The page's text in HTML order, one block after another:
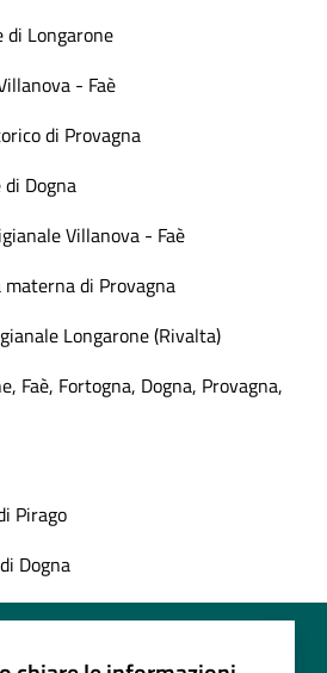
di Longarone
- Faè
di Provagna
Dogna
Villanova - Faè
di Provagna
Longarone (Rivalta)
Faè, Fortogna, Dogna, Provagna,
Pirago
Dogna